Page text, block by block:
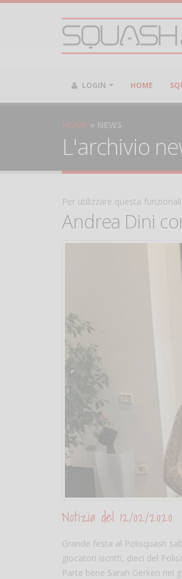
LOGIN HOME
HOME NEWS
L'archivio
Per utilizzare questa
Andrea Dini
Notizia del 12/02/2020
Grande festa al Polisquash
giocatori iscritti, dieci del
Parte bene Sarah Gerken nel